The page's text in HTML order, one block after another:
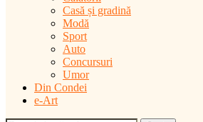
Casă și gradină
Modă
Sport
Auto
Concursuri
Umor
Din Condei
e-Art